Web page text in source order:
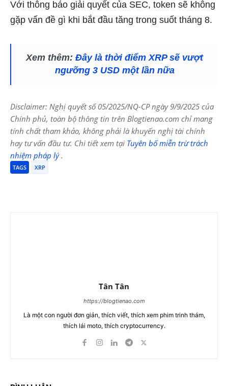
Với thông báo giải quyết của SEC, token sẽ không
gặp vấn đề gì khi bắt đầu tăng trong suốt tháng 8.
Xem thêm: Đây là thời điểm XRP sẽ vượt
ngưỡng 3 USD một lần nữa
Disclaimer: Nghị quyết số 05/2025/NQ-CP ngày 9/9/2025 của
Chính phủ, toàn bộ thông tin trên Blogtienao.com chỉ mang
tính chất tham khảo, không phải là khuyến nghị tài chính
hay tư vấn đầu tư. Chi tiết xem tại Tuyên bố miễn trừ trách
nhiệm pháp lý.
TAGS XRP
Tân Tân
https://blogtienao.com
Là một con người đơn giản, thích viết, thích xem phim trinh thám,
thích lái moto, thích cryptocurrency.